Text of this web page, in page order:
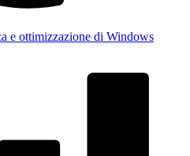
e ottimizzazione di Windows